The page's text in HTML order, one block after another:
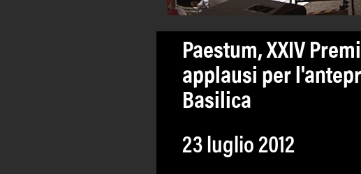
Paestum, XXIV
applausi per
Basilica
23 luglio 2012